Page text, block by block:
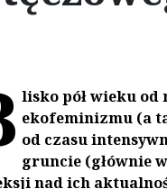
lisko pół wieku od
ekofeminizmu (a
od czasu
gruncie (głównie
nad ich